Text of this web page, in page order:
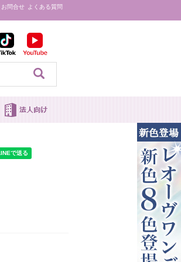
お問合せ よくある質問